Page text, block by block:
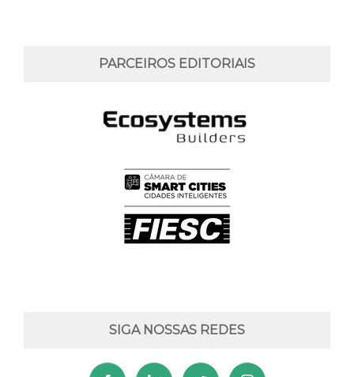
PARCEIROS EDITORIAIS
SIGA NOSSAS REDES